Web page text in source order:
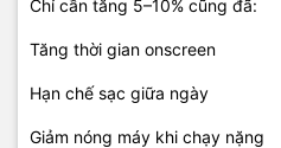
Chỉ cần tăng 5–10% cũng đã:
Tăng thời gian onscreen
Hạn chế sạc giữa ngày
Giảm nóng máy khi chạy nặng